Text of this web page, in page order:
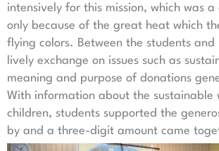
intensively for this mission, which was
only because of the great heat which
flying colors. Between the students and
lively exchange on issues such as
meaning and purpose of donations
With information about the sustainable
children, students supported the
by and a three-digit amount came